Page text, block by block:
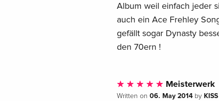
Album weil einfach jeder
auch ein Ace Frehley
gefällt sogar Dynasty
den 70ern !
Meisterwerk
Written on 06. May 2014by